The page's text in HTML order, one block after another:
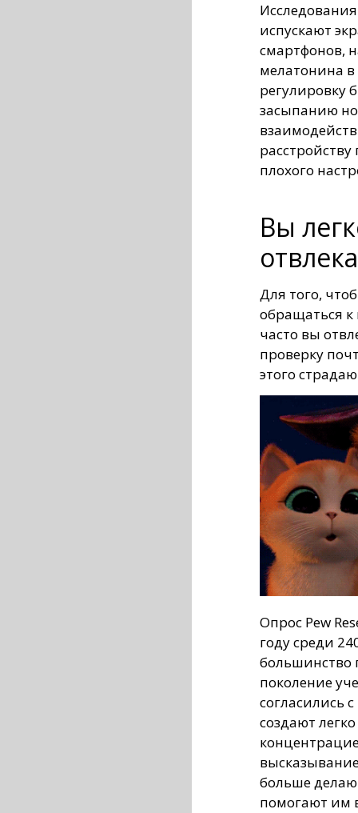
испускают
смартфонов,
мелатонина в
регулировку
засыпанию
плохого
Вы
Для того,
обращаться
часто вы
проверку
этого
Опрос Pew
году среди
большинство
поколение
согласились
создают
больше
помогают им